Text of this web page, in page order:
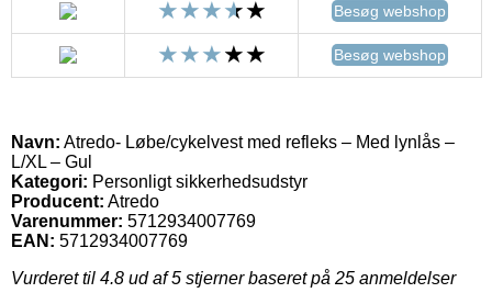
Besøg webshop
Besøg webshop
Navn: Atredo- Løbe/cykelvest med refleks – Med lynlås –
L/XL – Gul
Kategori: Personligt sikkerhedsudstyr
Producent: Atredo
Varenummer: 5712934007769
EAN: 5712934007769
Vurderet til 4.8 ud af 5 stjerner baseret på 25 anmeldelser